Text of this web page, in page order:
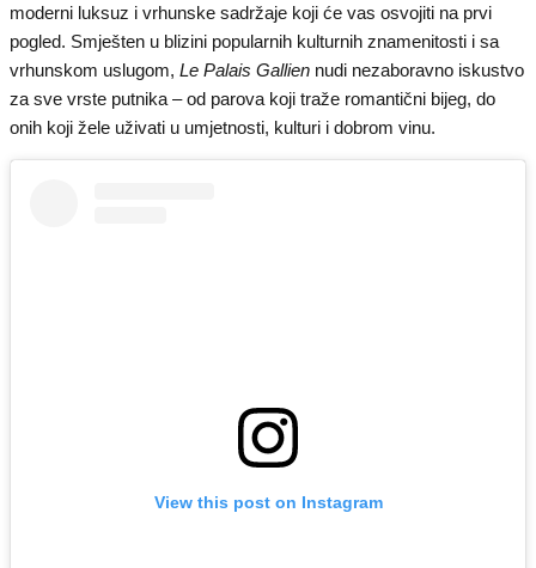
moderni luksuz i vrhunske sadržaje koji će vas osvojiti na prvi
pogled. Smješten u blizini popularnih kulturnih znamenitosti i sa
vrhunskom uslugom, Le Palais Gallien nudi nezaboravno iskustvo
za sve vrste putnika – od parova koji traže romantični bijeg, do
onih koji žele uživati u umjetnosti, kulturi i dobrom vinu.
View this post on Instagram